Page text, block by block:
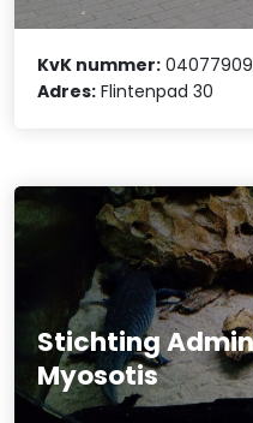
KvK nummer: 04077909
Adres: Flintenpad 30
Stichting
Myosotis